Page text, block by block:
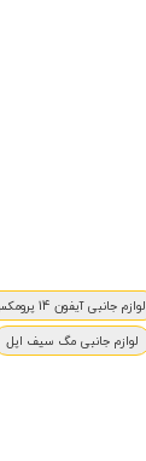
لوازم جانبی آیفون 14 پرومکس
لوازم جانبی مگ سیف اپل